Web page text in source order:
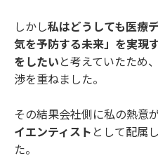
しかし私はどうしても医療
気を予防する未来」を実現
をしたい と考えていたため
渉を重ねました。
その結果会社側に私の熱意
イエンティスト として配属
た。